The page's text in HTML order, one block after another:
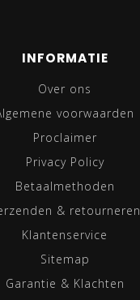
INFORMATIE
Over ons
voorwaarden
Proclaimer
Privacy Policy
Betaalmethoden
& retourneren
Klantenservice
Sitemap
Garantie & Klachten